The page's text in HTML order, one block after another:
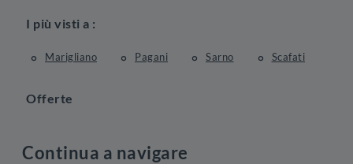
I più visti a :
Marigliano Pagani Sarno Scafati
Offerte
Continua a navigare